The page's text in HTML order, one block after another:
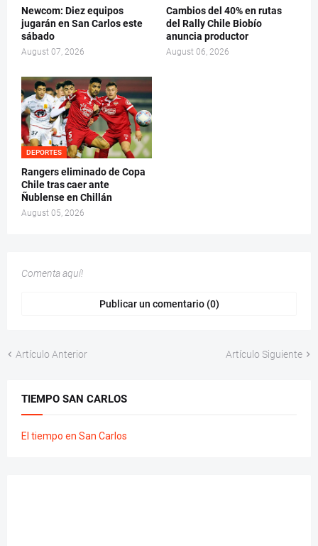
Newcom: Diez equipos
jugarán en San Carlos este
sábado
August 07, 2026
Cambios del 40% en rutas
del Rally Chile Biobío
anuncia productor
August 06, 2026
DEPORTES
Rangers eliminado de Copa
Chile tras caer ante
Ñublense en Chillán
August 05, 2026
Comenta aquí!
Publicar un comentario (0)
Artículo Anterior Artículo Siguiente
TIEMPO SAN CARLOS
El tiempo en San Carlos